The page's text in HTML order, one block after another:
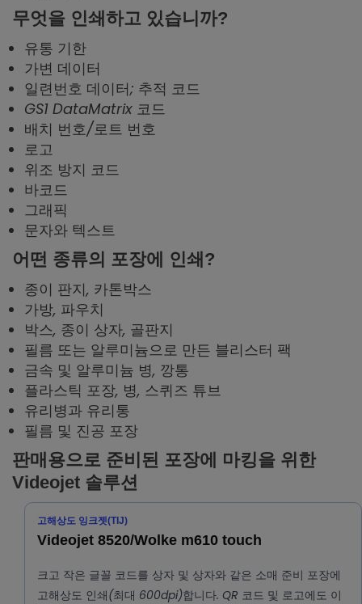
무엇을 인쇄하고 있습니까?
유통 기한
가변 데이터
일련번호 데이터; 추적 코드
GS1 DataMatrix 코드
배치 번호/로트 번호
로고
위조 방지 코드
바코드
그래픽
문자와 텍스트
어떤 종류의 포장에 인쇄?
종이 판지, 카톤박스
가방, 파우치
박스, 종이 상자, 골판지
필름 또는 알루미늄으로 만든 블리스터 팩
금속 및 알루미늄 병, 깡통
플라스틱 포장, 병, 스퀴즈 튜브
유리병과 유리통
필름 및 진공 포장
판매용으로 준비된 포장에 마킹을 위한
Videojet 솔루션
고해상도 잉크젯(TIJ)
Videojet 8520/Wolke m610 touch
크고 작은 글꼴 코드를 상자 및 상자와 같은 소매 준비 포장에
고해상도 인쇄(최대 600dpi)합니다. QR 코드 및 로고에도 이